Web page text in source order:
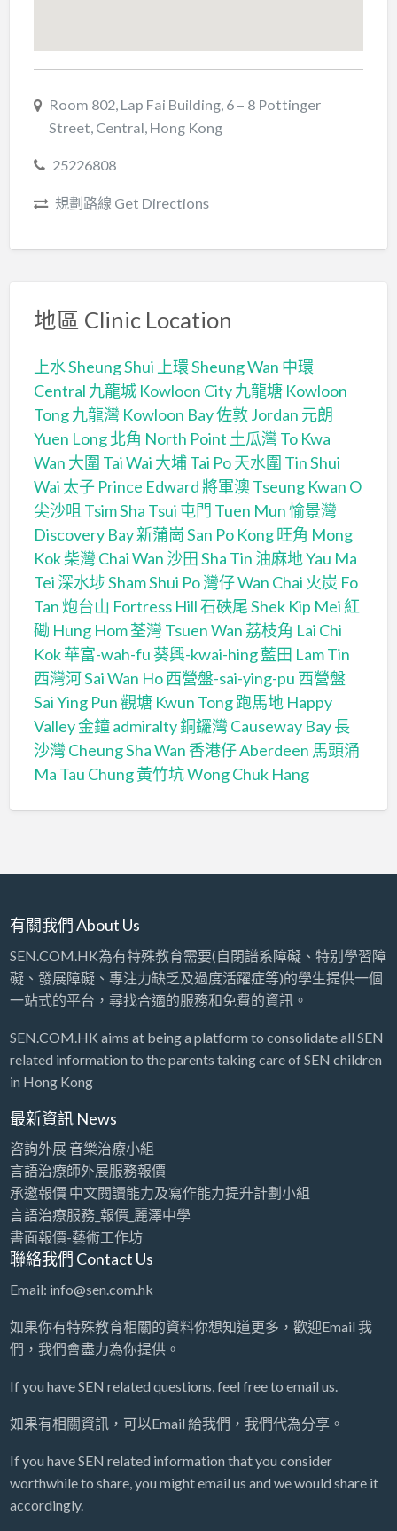
Room 802, Lap Fai Building, 6 – 8 Pottinger
Street, Central, Hong Kong
25226808
規劃路線 Get Directions
地區 Clinic Location
上水 Sheung Shui 上環 Sheung Wan 中環
Central 九龍城 Kowloon City九龍塘 Kowloon
Tong九龍灣 Kowloon Bay佐敦 Jordan 元朗
Yuen Long北角 North Point 土瓜灣 To Kwa
Wan 大圍 Tai Wai 大埔 Tai Po天水圍 Tin Shui
Wai 太子 Prince Edward將軍澳 Tseung Kwan O
尖沙咀 Tsim Sha Tsui 屯門 Tuen Mun愉景灣
Discovery Bay新蒲崗 San Po Kong旺角 Mong
Kok柴灣 Chai Wan沙田 Sha Tin 油麻地 Yau Ma
Tei深水埗 Sham Shui Po灣仔 Wan Chai 火炭 Fo
Tan炮台山 Fortress Hill石硤尾 Shek Kip Mei 紅
磡 Hung Hom荃灣 Tsuen Wan 荔枝角 Lai Chi
Kok華富-wah-fu葵興-kwai-hing藍田 Lam Tin
西灣河 Sai Wan Ho西營盤-sai-ying-pu 西營盤
Sai Ying Pun觀塘 Kwun Tong跑馬地 Happy
Valley金鐘 admiralty銅鑼灣 Causeway Bay長
沙灣 Cheung Sha Wan 香港仔 Aberdeen 馬頭涌
Ma Tau Chung黃竹坑 Wong Chuk Hang
有關我們 About Us
SEN.COM.HK為有特殊教育需要(自閉譜系障礙、特别學習障
礙、發展障礙、專注力缺乏及過度活躍症等)的學生提供一個
一站式的平台，尋找合適的服務和免費的資訊。
SEN.COM.HK aims at being a platform to consolidate all SEN
related information to the parents taking care of SEN children
in Hong Kong
最新資訊 News
咨詢外展 音樂治療小組
言語治療師外展服務報價
承邀報價 中文閱讀能力及寫作能力提升計劃小組
言語治療服務_報價_麗澤中學
書面報價-藝術工作坊
聯絡我們 Contact Us
Email: info@sen.com.hk
如果你有特殊教育相關的資料你想知道更多，歡迎Email 我
們，我們會盡力為你提供。
If you have SEN related questions, feel free to email us.
如果有相關資訊，可以Email 給我們，我們代為分享。
If you have SEN related information that you consider
worthwhile to share, you might email us and we would share it
accordingly.